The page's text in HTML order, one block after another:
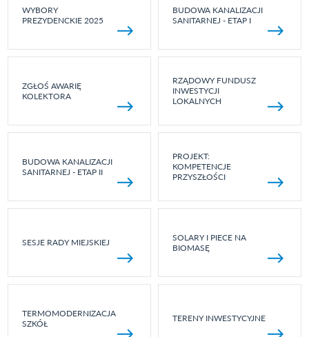
WYBORY
PREZYDENCKIE 2025
BUDOWA KANALIZACJI
SANITARNEJ - ETAP I
ZGŁOŚ AWARIĘ
KOLEKTORA
RZĄDOWY FUNDUSZ
INWESTYCJI
LOKALNYCH
BUDOWA KANALIZACJI
SANITARNEJ - ETAP II
PROJEKT:
KOMPETENCJE
PRZYSZŁOŚCI
SESJE RADY MIEJSKIEJ
SOLARY I PIECE NA
BIOMASĘ
TERMOMODERNIZACJA
SZKÓŁ
TERENY INWESTYCYJNE